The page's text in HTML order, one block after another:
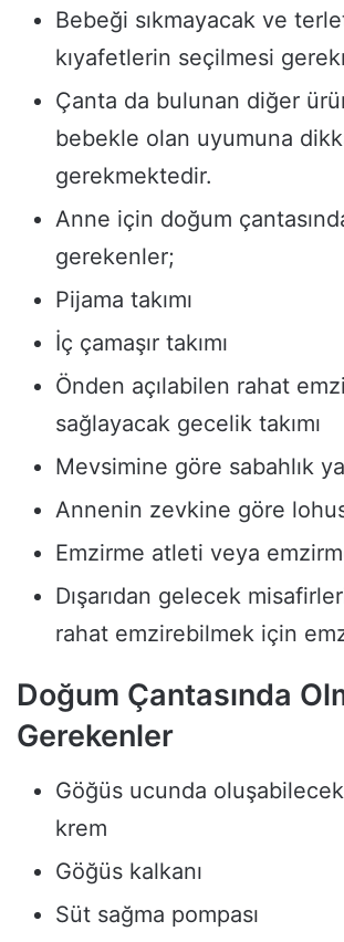
Bebeği sıkmayacak ve
kıyafetlerin seçilmesi
Çanta da bulunan diğer
bebekle olan uyumuna
gerekmektedir.
Anne için doğum
gerekenler;
Pijama takımı
İç çamaşır takımı
Önden açılabilen rahat
sağlayacak gecelik takımı
Mevsimine göre sabahlık
Annenin zevkine göre
Emzirme atleti veya
Dışarıdan gelecek
rahat emzirebilmek için
Doğum Çantasında
Gerekenler
Göğüs ucunda
krem
Göğüs kalkanı
Süt sağma pompası